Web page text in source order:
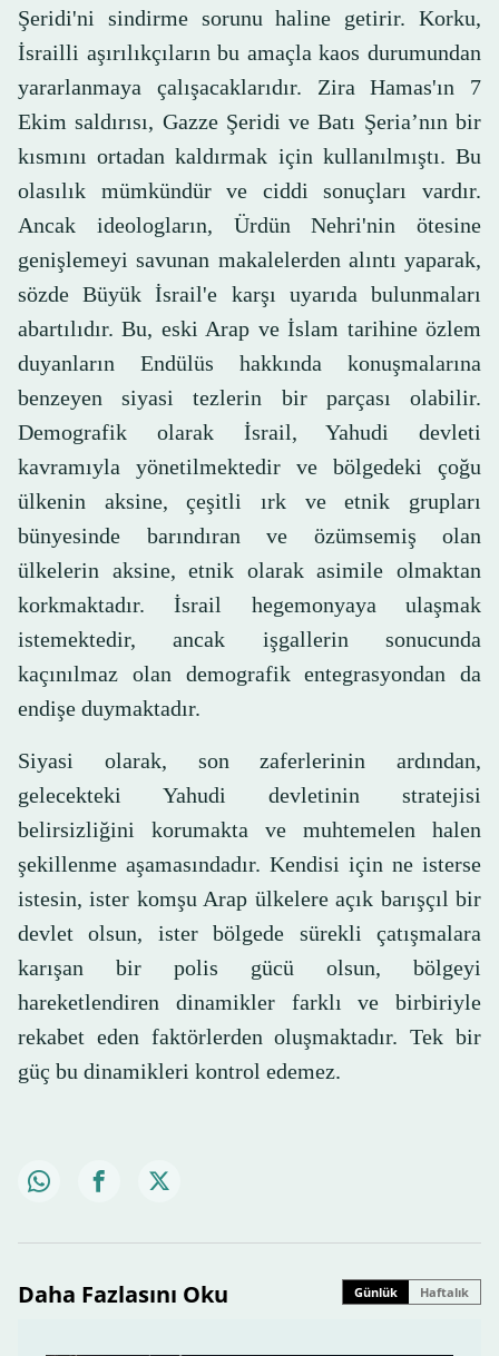
Şeridi'ni sindirme sorunu haline getirir. Korku,
İsrailli aşırılıkçıların bu amaçla kaos durumundan
yararlanmaya çalışacaklarıdır. Zira Hamas'ın 7
Ekim saldırısı, Gazze Şeridi ve Batı Şeria’nın bir
kısmını ortadan kaldırmak için kullanılmıştı. Bu
olasılık mümkündür ve ciddi sonuçları vardır.
Ancak ideologların, Ürdün Nehri'nin ötesine
genişlemeyi savunan makalelerden alıntı yaparak,
sözde Büyük İsrail'e karşı uyarıda bulunmaları
abartılıdır. Bu, eski Arap ve İslam tarihine özlem
duyanların Endülüs hakkında konuşmalarına
benzeyen siyasi tezlerin bir parçası olabilir.
Demografik olarak İsrail, Yahudi devleti
kavramıyla yönetilmektedir ve bölgedeki çoğu
ülkenin aksine, çeşitli ırk ve etnik grupları
bünyesinde barındıran ve özümsemiş olan
ülkelerin aksine, etnik olarak asimile olmaktan
korkmaktadır. İsrail hegemonyaya ulaşmak
istemektedir, ancak işgallerin sonucunda
kaçınılmaz olan demografik entegrasyondan da
endişe duymaktadır.
Siyasi olarak, son zaferlerinin ardından,
gelecekteki Yahudi devletinin stratejisi
belirsizliğini korumakta ve muhtemelen halen
şekillenme aşamasındadır. Kendisi için ne isterse
istesin, ister komşu Arap ülkelere açık barışçıl bir
devlet olsun, ister bölgede sürekli çatışmalara
karışan bir polis gücü olsun, bölgeyi
hareketlendiren dinamikler farklı ve birbiriyle
rekabet eden faktörlerden oluşmaktadır. Tek bir
güç bu dinamikleri kontrol edemez.
Daha Fazlasını Oku Günlük Haftalık